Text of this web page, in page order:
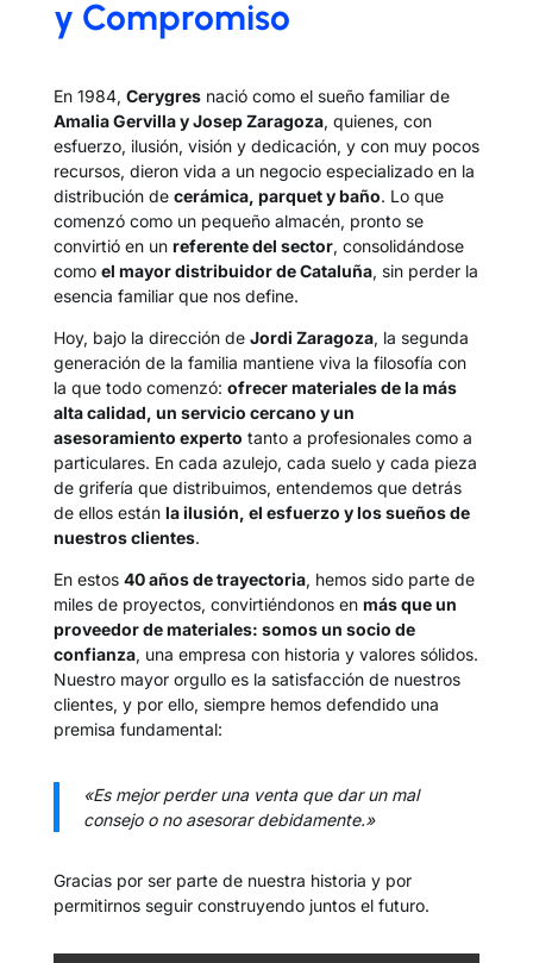
y Compromiso
En 1984, Cerygresnació como el sueño familiar de
Amalia Gervilla y Josep Zaragoza, quienes, con
esfuerzo, ilusión, visión y dedicación, y con muy pocos
recursos, dieron vida a un negocio especializado en la
distribución de cerámica, parquet y baño. Lo que
comenzó como un pequeño almacén, pronto se
convirtió en un referente del sector, consolidándose
como el mayor distribuidor de Cataluña, sin perder la
esencia familiar que nos define.
Hoy, bajo la dirección de Jordi Zaragoza, la segunda
generación de la familia mantiene viva la filosofía con
la que todo comenzó: ofrecer materiales de la más
alta calidad, un servicio cercano y un
asesoramiento experto tanto a profesionales como a
particulares. En cada azulejo, cada suelo y cada pieza
de grifería que distribuimos, entendemos que detrás
de ellos están la ilusión, el esfuerzo y los sueños de
nuestros clientes.
En estos 40 años de trayectoria, hemos sido parte de
miles de proyectos, convirtiéndonos en más que un
proveedor de materiales: somos un socio de
confianza, una empresa con historia y valores sólidos.
Nuestro mayor orgullo es la satisfacción de nuestros
clientes, y por ello, siempre hemos defendido una
premisa fundamental:
«Es mejor perder una venta que dar un mal
consejo o no asesorar debidamente.»
Gracias por ser parte de nuestra historia y por
permitirnos seguir construyendo juntos el futuro.